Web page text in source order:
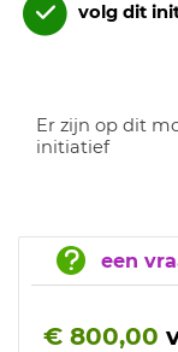
volg dit
Er zijn op dit
initiatief
een
€ 800,00